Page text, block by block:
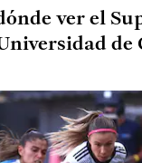
ver el
de